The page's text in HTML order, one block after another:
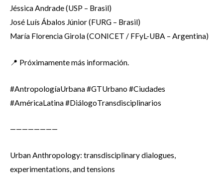
Jéssica Andrade (USP – Brasil)
José Luís Ábalos Júnior (FURG – Brasil)
María Florencia Girola (CONICET / FFyL-UBA – Argentina)
📍 Próximamente más información.
#AntropologíaUrbana #GTUrbano #Ciudades
#AméricaLatina #DiálogoTransdisciplinarios
————————
Urban Anthropology: transdisciplinary dialogues,
experimentations, and tensions